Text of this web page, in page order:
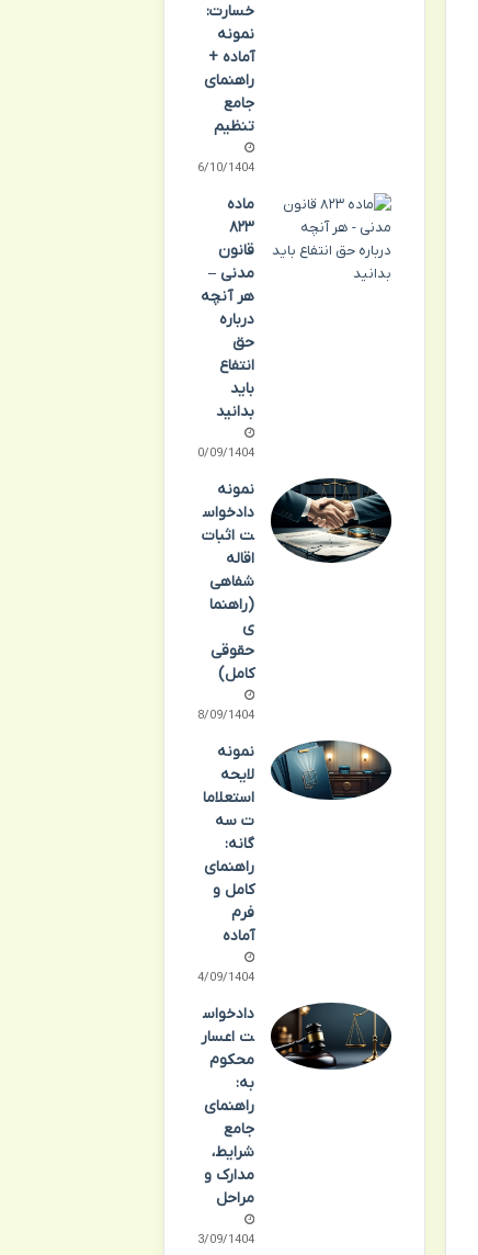
خسارت:
نمونه
آماده +
راهنمای
جامع
تنظیم
06/10/1404
ماده
۸۲۳
قانون
مدنی –
هر آنچه
درباره
حق
انتفاع
باید
بدانید
30/09/1404
نمونه
دادخواس
ت اثبات
اقاله
شفاهی
(راهنما
ی
حقوقی
کامل)
28/09/1404
نمونه
لایحه
استعلاما
ت سه
گانه:
راهنمای
کامل و
فرم
آماده
24/09/1404
دادخواس
ت اعسار
محکوم
به:
راهنمای
جامع
شرایط،
مدارک و
مراحل
23/09/1404